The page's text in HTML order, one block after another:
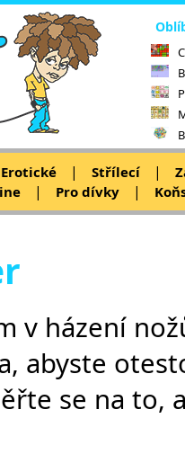
Erotické | Střílecí |
| Pro dívky |
v házení
abyste
se na to,